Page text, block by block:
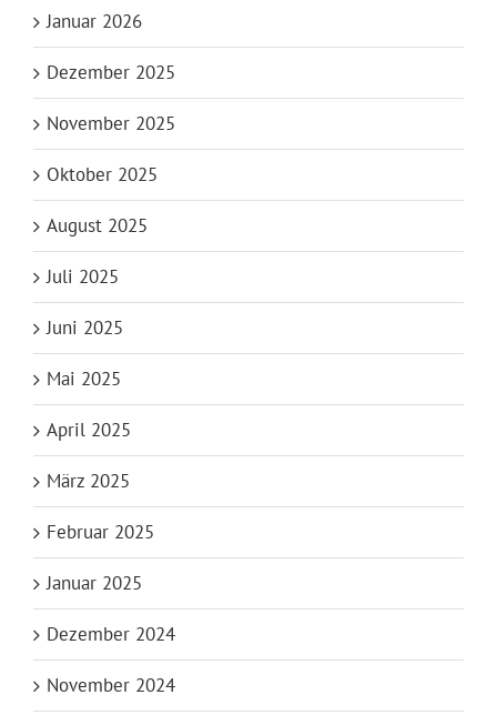
Januar 2026
Dezember 2025
November 2025
Oktober 2025
August 2025
Juli 2025
Juni 2025
Mai 2025
April 2025
März 2025
Februar 2025
Januar 2025
Dezember 2024
November 2024